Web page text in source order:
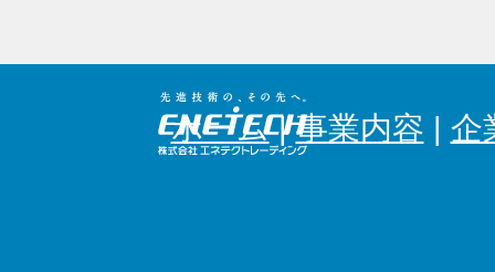
ホーム|事業内容 | 企